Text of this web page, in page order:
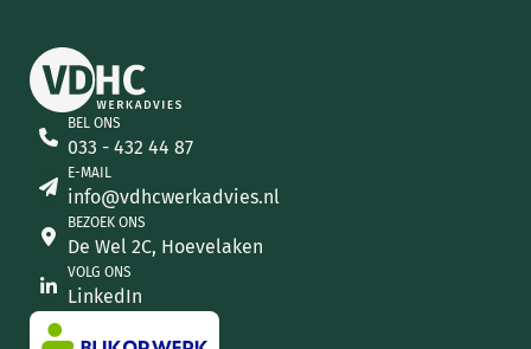
BEL ONS
033 - 432 44 87
E-MAIL
info@vdhcwerkadvies.nl
BEZOEK ONS
De Wel 2C, Hoevelaken
VOLG ONS
LinkedIn